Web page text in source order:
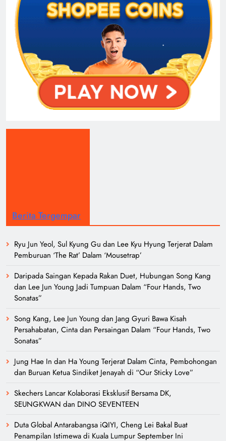
Berita Tergempar
Ryu Jun Yeol, Sul Kyung Gu dan Lee Kyu Hyung Terjerat Dalam
Pemburuan ‘The Rat’ Dalam ‘Mousetrap’
Daripada Saingan Kepada Rakan Duet, Hubungan Song Kang
dan Lee Jun Young Jadi Tumpuan Dalam “Four Hands, Two
Song Kang, Lee Jun Young dan Jang Gyuri Bawa Kisah
Sonatas”